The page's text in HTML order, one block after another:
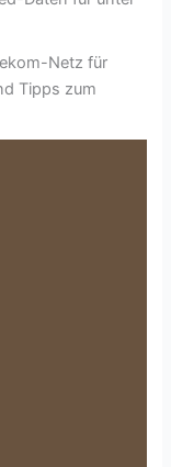
Netz für
Tipps zum